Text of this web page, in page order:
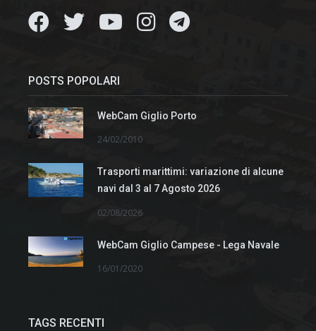
POSTS POPOLARI
WebCam Giglio Porto
24/02/2010
Trasporti marittimi: variazione di alcune
navi dal 3 al 7 Agosto 2026
02/08/2026
WebCam Giglio Campese - Lega Navale
16/01/2020
TAGS RECENTI